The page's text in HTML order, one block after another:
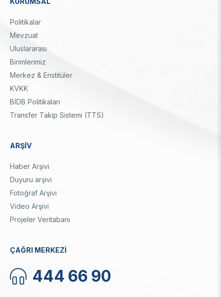
Dipnot
Politikalar
Mevzuat
Uluslararası
Birimlerimiz
Merkez & Enstitüler
KVKK
BİDB Politikaları
Transfer Takip Sistemi (TTS)
ARŞİV
Haber Arşivi
Duyuru arşivi
Fotoğraf Arşivi
Video Arşivi
Projeler Veritabanı
ÇAĞRI MERKEZİ
444 66 90